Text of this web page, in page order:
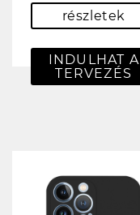
részletek
INDULHAT A
TERVEZÉS